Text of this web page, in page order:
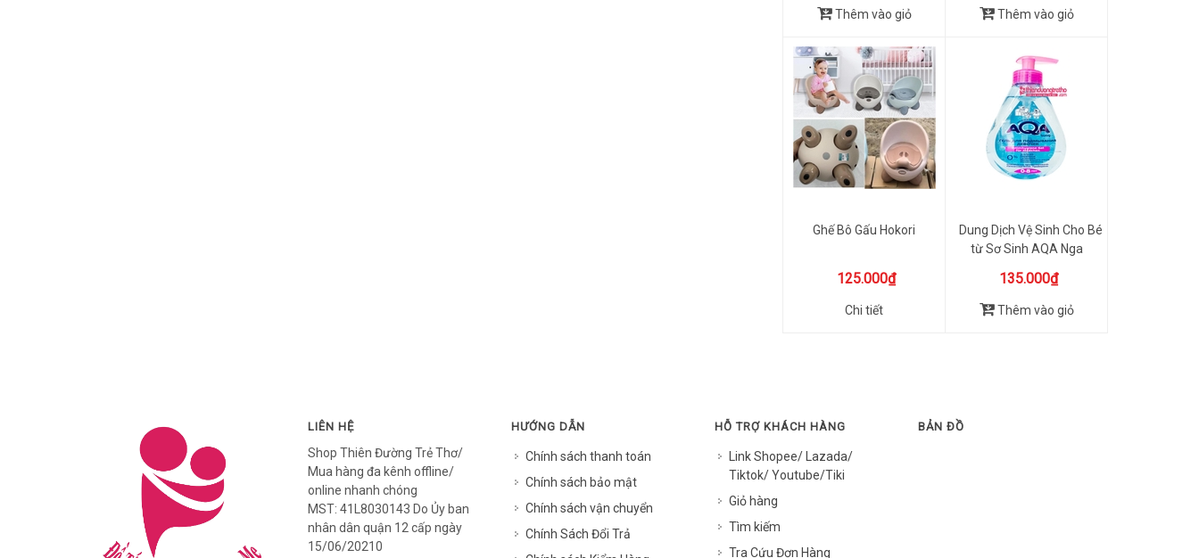
Thêm vào giỏ Thêm vào giỏ
Ghế Bô Gấu Hokori
125.000₫
Chi tiết
Dung Dịch Vệ Sinh Cho Bé
từ Sơ Sinh AQA Nga
135.000₫
Thêm vào giỏ
LIÊN HỆ
Shop Thiên Đường Trẻ Thơ/
Mua hàng đa kênh offline/
online nhanh chóng
MST: 41L8030143 Do Ủy ban
nhân dân quận 12 cấp ngày
15/06/20210
HƯỚNG DẪN
Chính sách thanh toán
Chính sách bảo mật
Chính sách vận chuyển
Chính Sách Đổi Trả
HỖ TRỢ KHÁCH HÀNG
Link Shopee/ Lazada/
Tiktok/ Youtube/Tiki
Giỏ hàng
Tìm kiếm
Tra Cứu Đơn Hàng
BẢN ĐỒ